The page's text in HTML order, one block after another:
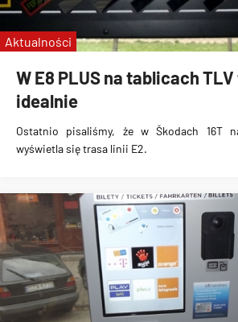
W E8 PLUS na tablicach
idealnie
Ostatnio pisaliśmy, że wŠkodach 16T
wyświetla się trasa linii E2.
Aktualności